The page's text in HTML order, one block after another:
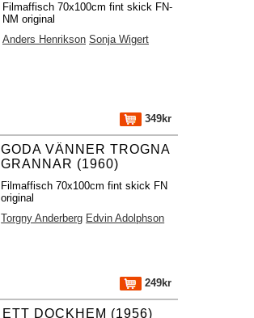
Filmaffisch 70x100cm fint skick FN-
NM original
Anders Henrikson Sonja Wigert
349kr
GODA VÄNNER TROGNA
GRANNAR (1960)
Filmaffisch 70x100cm fint skick FN
original
Torgny Anderberg Edvin Adolphson
249kr
ETT DOCKHEM (1956)